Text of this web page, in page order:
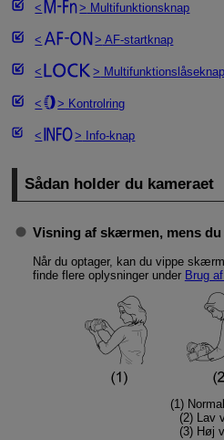
Multifunktionsknap
AF-startknap
Multifunktionslåseknap
Kontrolring
Info-knap
Sådan holder du kameraet
Visning af skærmen, mens
Når du optager, kan du vippe
finde flere oplysninger under Brug
(1)
(2) Lav
(3) Høj